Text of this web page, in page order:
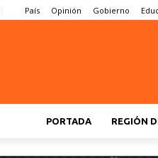
País Opinión Gobierno
PORTADA REGIÓN